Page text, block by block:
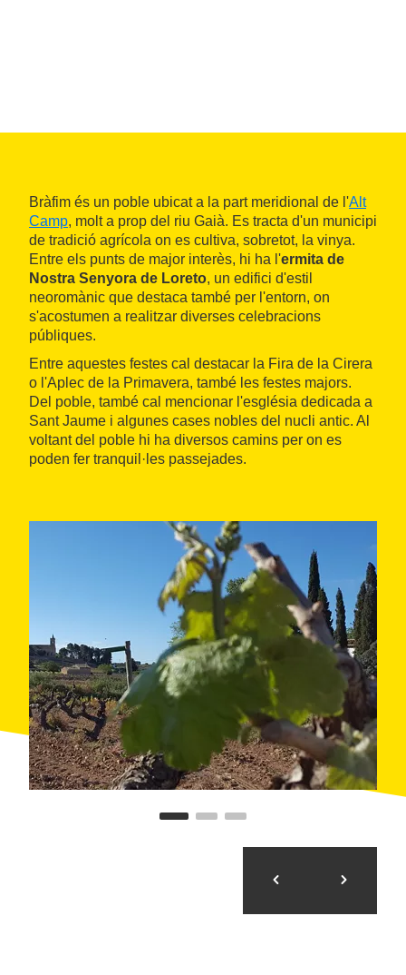
Bràfim és un poble ubicat a la part meridional de l'Alt
Camp, molt a prop del riu Gaià. Es tracta d'un municipi
de tradició agrícola on es cultiva, sobretot, la vinya.
Entre els punts de major interès, hi ha l'ermita de
Nostra Senyora de Loreto, un edifici d'estil
neoromànic que destaca també per l'entorn, on
s'acostumen a realitzar diverses celebracions
públiques.
Entre aquestes festes cal destacar la Fira de la Cirera
o l'Aplec de la Primavera, també les festes majors.
Del poble, també cal mencionar l'església dedicada a
Sant Jaume i algunes cases nobles del nucli antic. Al
voltant del poble hi ha diversos camins per on es
poden fer tranquil·les passejades.